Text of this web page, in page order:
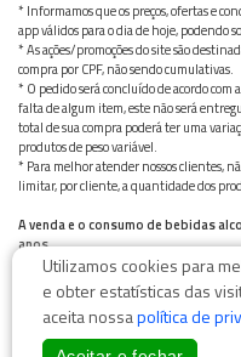
* Informamos que os preços, ofertas e
app válidos para o dia de hoje, podendo
* As ações/promoções do site são
compra por CPF, não sendo cumulativas.
* O pedido será concluído de acordo com
falta de algum item, este não será
total de sua compra poderá ter uma
produtos de peso variável.
* Para melhor atender nossos clientes,
limitar, por cliente, a quantidade dos
A venda e o consumo de bebidas
anos.
Bebida alcoólica pode causar
Beba com moderação
Utilizamos cookies para
e obter estatísticas das
aceita nossapolítica de